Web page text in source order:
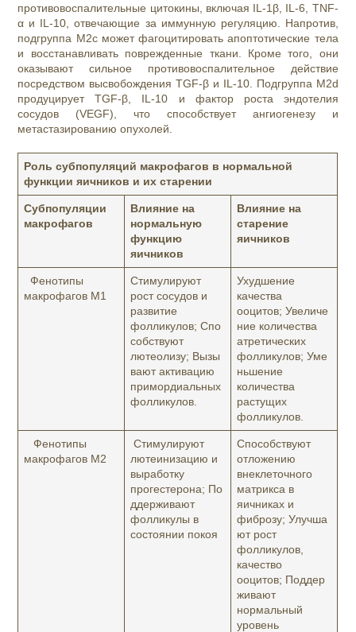
противовоспалительные цитокины, включая IL-1β, IL-6, TNF-
α и IL-10, отвечающие за иммунную регуляцию. Напротив,
подгруппа M2c может фагоцитировать апоптотические тела
и восстанавливать поврежденные ткани. Кроме того, они
оказывают сильное противовоспалительное действие
посредством высвобождения TGF-β и IL-10. Подгруппа M2d
продуцирует TGF-β, IL-10 и фактор роста эндотелия
сосудов (VEGF), что способствует ангиогенезу и
метастазированию опухолей.
Роль субпопуляций макрофагов в нормальной
функции яичников и их старении
Субпопуляции
макрофагов
Влияние на
нормальную
функцию
яичников
Влияние на
старение
яичников
Фенотипы
макрофагов M1
Стимулируют
рост сосудов и
развитие
фолликулов; Спо
собствуют
лютеолизу; Вызы
вают активацию
примордиальных
фолликулов.
Ухудшение
качества
ооцитов; Увеличе
ние количества
атретических
фолликулов; Уме
ньшение
количества
растущих
фолликулов.
Фенотипы
макрофагов M2
Стимулируют
лютеинизацию и
выработку
прогестерона; По
ддерживают
фолликулы в
состоянии покоя
Способствуют
отложению
внеклеточного
матрикса в
яичниках и
фиброзу; Улучша
ют рост
фолликулов,
качество
ооцитов; Поддер
живают
нормальный
уровень